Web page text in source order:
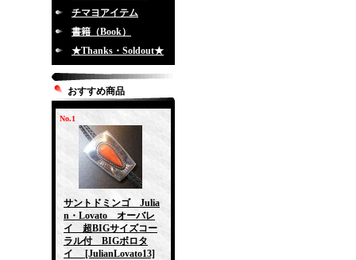
チマヨアイテム
書籍（Book）
★Thanks・Soldout★
おすすめ商品
No.1
サントドミンゴ Julia
n・Lovato オーバレ
イ 超BIGサイズコー
ラル付 BIGボロタ
イ
[JulianLovato13]